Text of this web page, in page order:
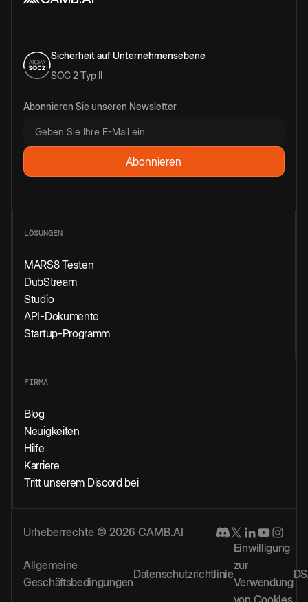
Sicherheit auf Unternehmensebene
SOC 2 Typ II
Abonnieren Sie unseren Newsletter
LÖSUNGEN
MARS8 Testen
DubStream
Studio
API-Dokumente
Startup-Programm
FIRMA
Blog
Neuigkeiten
Hilfe
Karriere
Tritt unserem Discord bei
Urheberrechte © 2026 CAMB.AI
Allgemeine
Geschäftsbedingungen
Datenschutzrichtlinie
Einwilligung
zur
Verwendung